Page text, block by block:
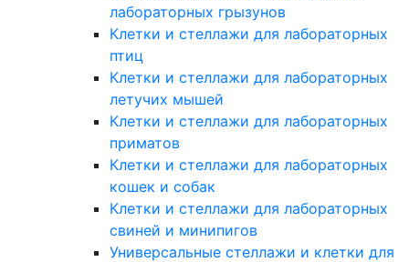
лабораторных грызунов
Клетки и стеллажи для лабораторных
птиц
Клетки и стеллажи для лабораторных
летучих мышей
Клетки и стеллажи для лабораторных
приматов
Клетки и стеллажи для лабораторных
кошек и собак
Клетки и стеллажи для лабораторных
свиней и минипигов
Универсальные стеллажи и клетки для